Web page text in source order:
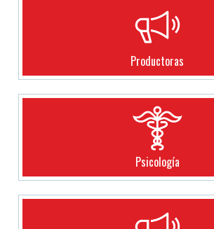
Productoras
Psicología